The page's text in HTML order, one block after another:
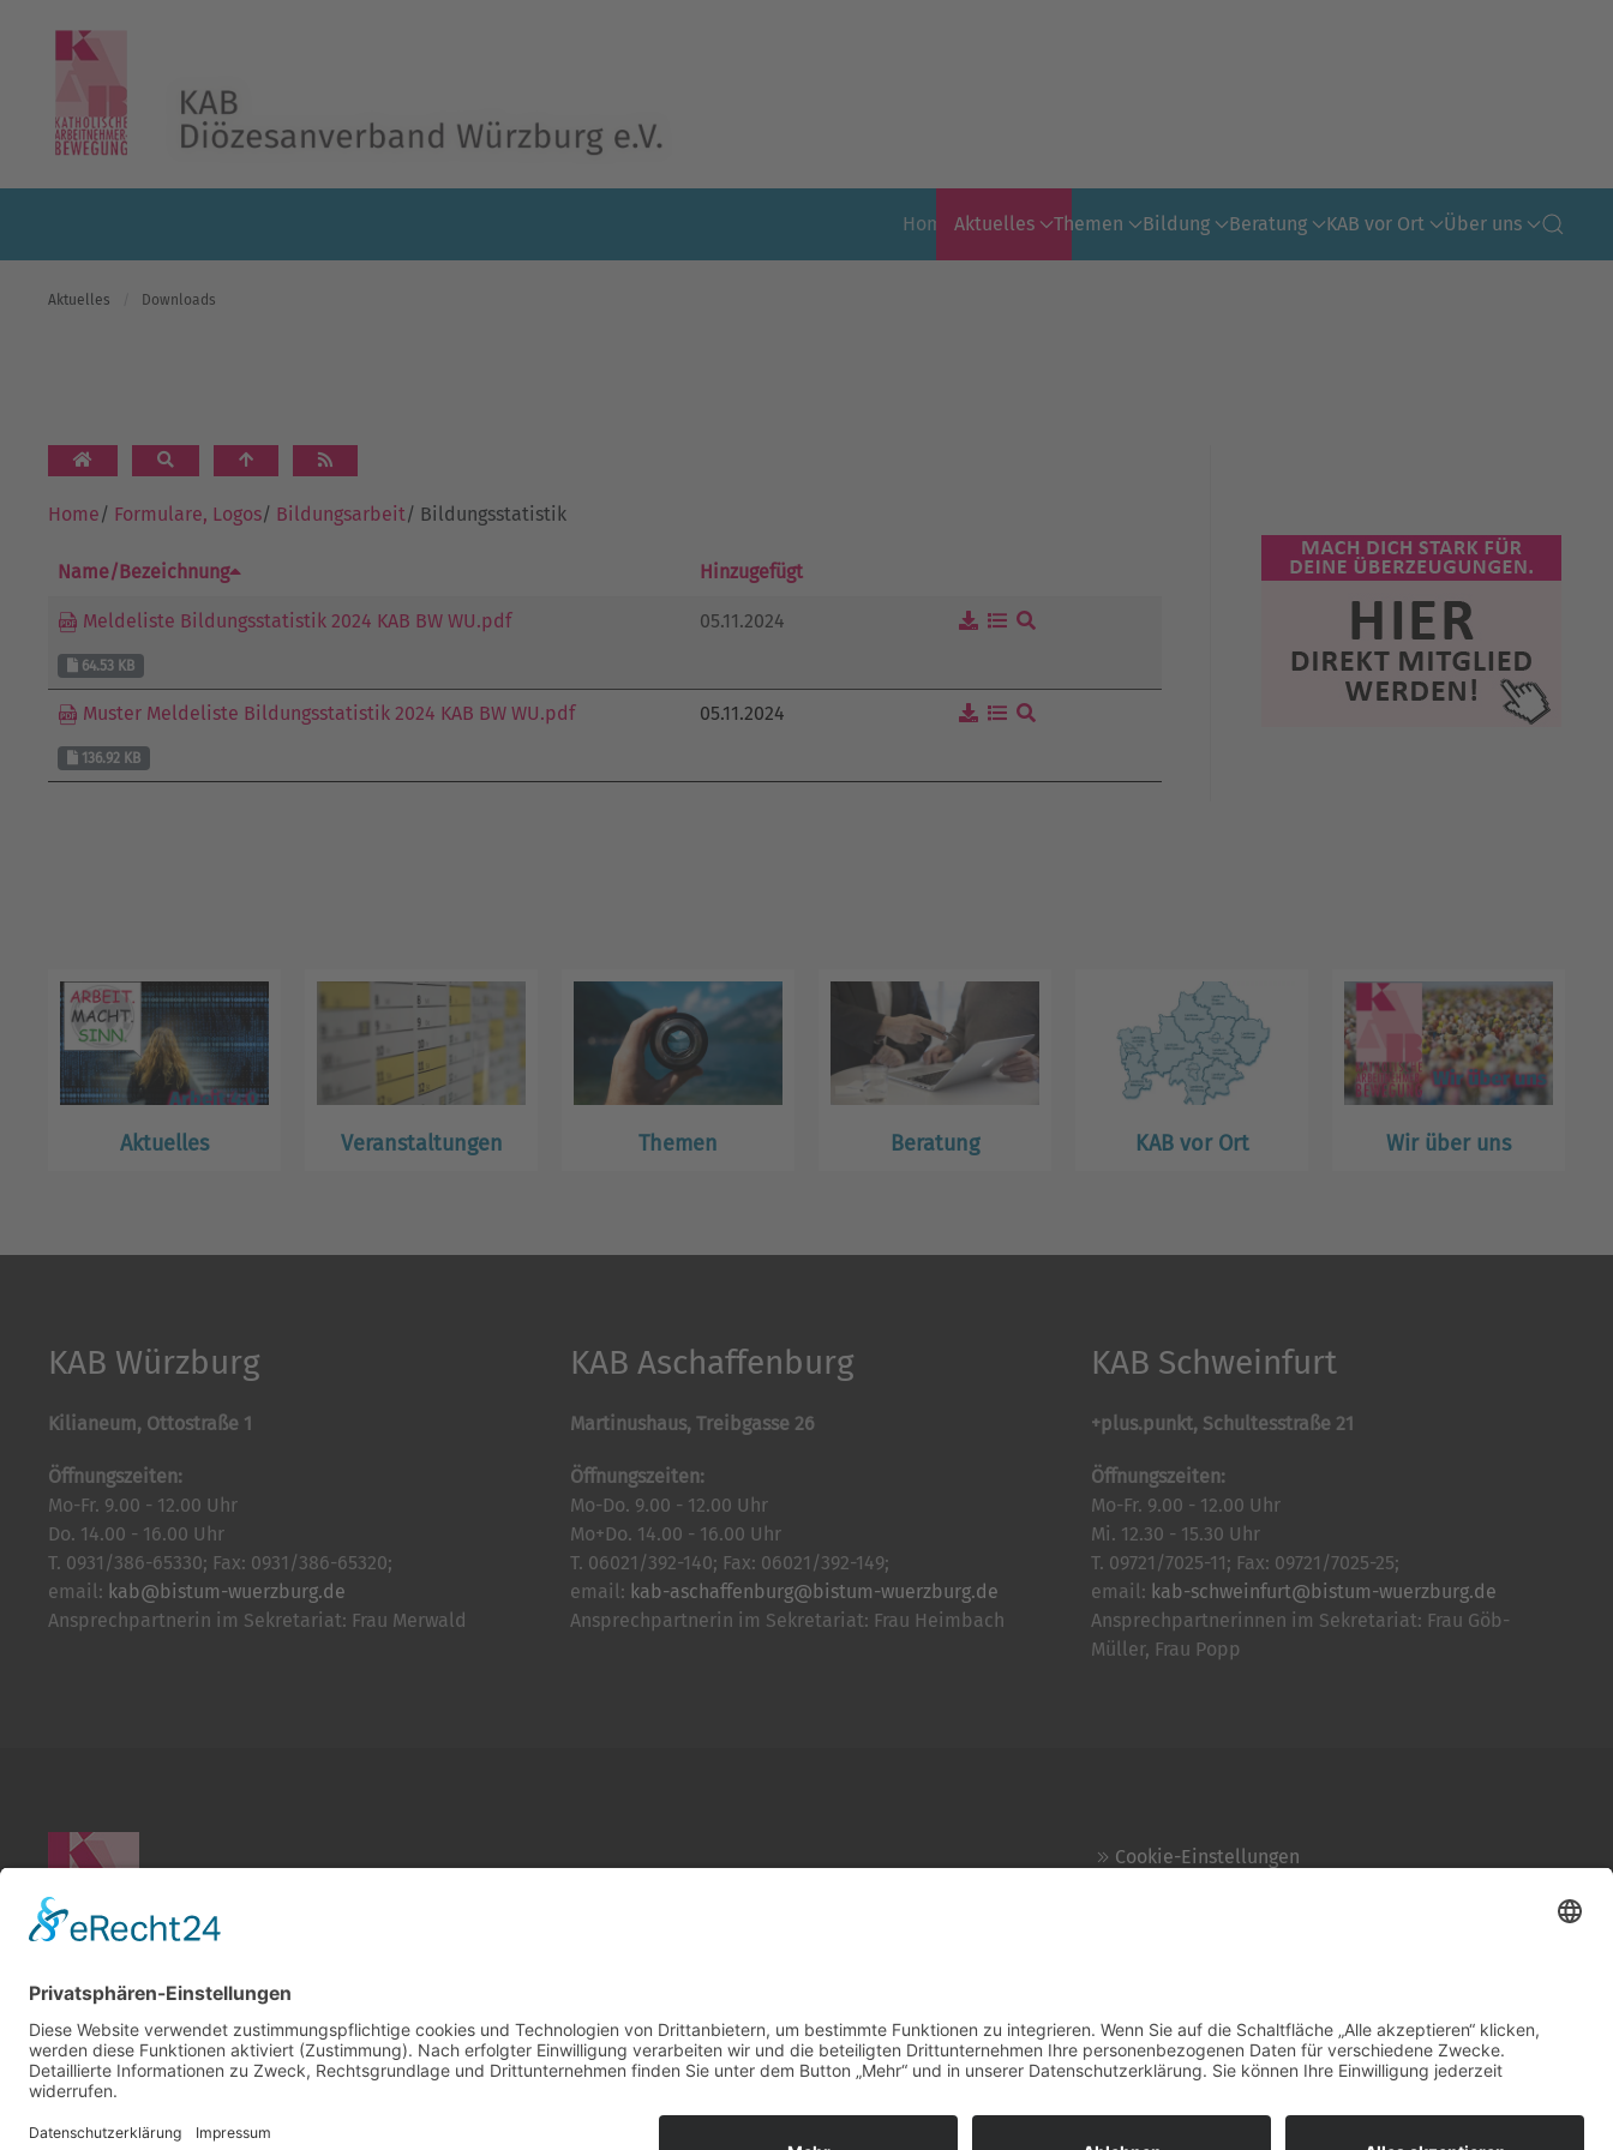
Skip to main content
Home Aktuelles Themen Bildung Beratung KAB vor Ort Über uns
Aktuelles Downloads
Home/ Formulare, Logos/ Bildungsarbeit/ Bildungsstatistik
Name/Bezeichnung Hinzugefügt
Meldeliste Bildungsstatistik 2024 KAB BW WU.pdf
64.53 KB
05.11.2024
Muster Meldeliste Bildungsstatistik 2024 KAB BW WU.pdf
136.92 KB
05.11.2024
Aktuelles Veranstaltungen Themen Beratung KAB vor Ort Wir über uns
KAB Würzburg
Kilianeum, Ottostraße 1
Öffnungszeiten:
Mo-Fr. 9.00 - 12.00 Uhr
Do. 14.00 - 16.00 Uhr
T. 0931/386-65330; Fax: 0931/386-65320;
email: kab@bistum-wuerzburg.de
Ansprechpartnerin im Sekretariat: Frau Merwald
KAB Aschaffenburg
Martinushaus, Treibgasse 26
Öffnungszeiten:
Mo-Do. 9.00 - 12.00 Uhr
Mo+Do. 14.00 - 16.00 Uhr
T. 06021/392-140; Fax: 06021/392-149;
email: kab-aschaffenburg@bistum-wuerzburg.de
Ansprechpartnerin im Sekretariat: Frau Heimbach
KAB Schweinfurt
+plus.punkt, Schultesstraße 21
Öffnungszeiten:
Mo-Fr. 9.00 - 12.00 Uhr
Mi. 12.30 - 15.30 Uhr
T. 09721/7025-11; Fax: 09721/7025-25;
email: kab-schweinfurt@bistum-wuerzburg.de
Ansprechpartnerinnen im Sekretariat: Frau Göb-
Müller, Frau Popp
Cookie-Einstellungen
AGB + Datenschutz